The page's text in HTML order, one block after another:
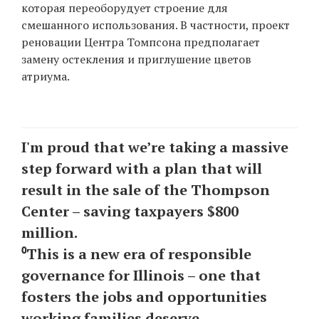
которая переоборудует строение для
смешанного использования. В частности, проект
реновации Центра Томпсона предполагает
замену остекления и приглушение цветов
атриума.
I'm proud that we’re taking a massive
step forward with a plan that will
result in the sale of the Thompson
Center – saving taxpayers $800
million.
⁰This is a new era of responsible
governance for Illinois – one that
fosters the jobs and opportunities